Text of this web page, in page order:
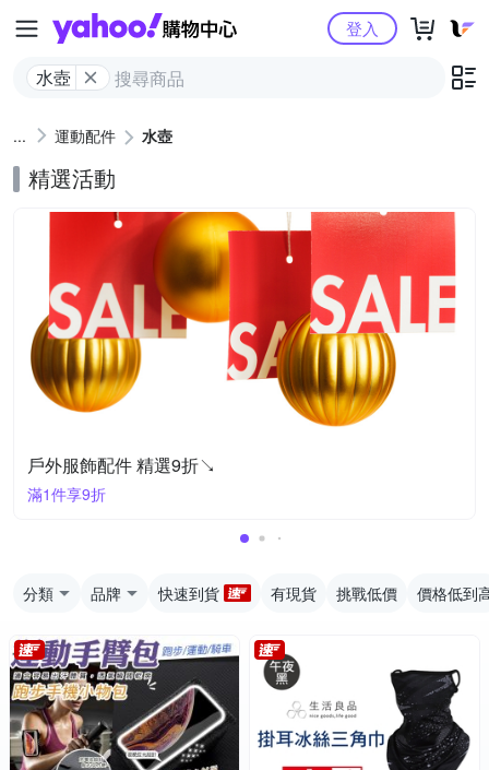
Yahoo購物中心
水壺
登入
運動配件 水壺
精選活動
戶外服飾配件 精選9折↘
滿1件享9折
分類 品牌 快速到貨 有現貨 挑戰低價 價格低到